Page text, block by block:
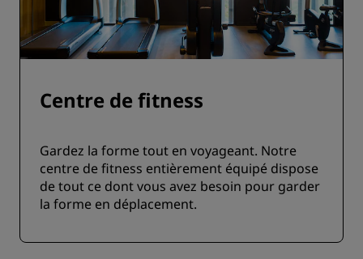
Centre de fitness
Gardez la forme tout en voyageant. Notre
centre de fitness entièrement équipé dispose
de tout ce dont vous avez besoin pour garder
la forme en déplacement.